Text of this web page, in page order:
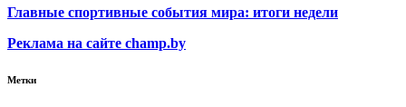
Главные спортивные события мира: итоги недели
Реклама на сайте champ.by
Метки